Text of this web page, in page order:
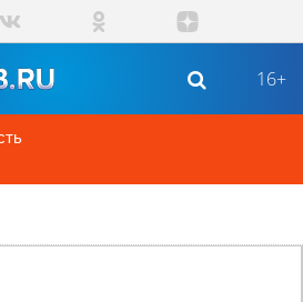
16+